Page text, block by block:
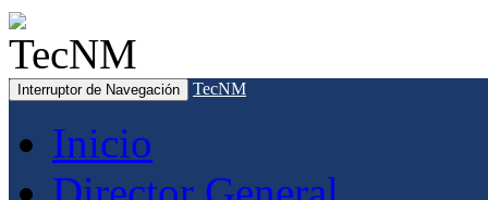
Interruptor de Navegación TecNM
Inicio